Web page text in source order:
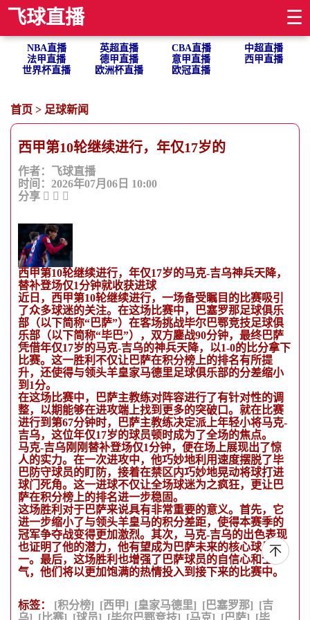
飞球直播 ☰
NBA直播 英超直播 CBA直播
中超直播
法甲直播
德甲直播 意甲直播
西甲直播
世界杯直播
欧洲杯直播 欧冠直播
首页 > 足球新闻
西甲第10轮继续进行，年仅17岁的
作者：飞球直播
时间：2026年07月06日 10:00
分享
西甲第10轮继续进行，年仅17岁的马克-吉乌神兵天降，
替补登场仅1分钟就收获进球
近日，西甲第10轮继续进行，一场备受瞩目的比赛吸引
了众多球迷的关注。在这场比赛中，巴塞罗那足球俱乐
部（以下简称“巴萨”）在客场挑战毕尔巴鄂竞技足球俱
乐部（以下简称“毕巴”），双方鏖战90分钟，最终巴萨
凭借年仅17岁的马克-吉乌的神兵天降，以1-0的比分拿下
比赛。这一胜利不仅让巴萨在积分榜上的排名有所提
升，还使得与领头羊皇家马德里足球俱乐部的分差缩小
到1分。
在这场比赛中，巴萨主教练对阵容进行了有针对性的调
整，以期能够在进攻端上找到更多的突破口。就在比赛
进行到第67分钟时，巴萨主教练决定派上年轻小将马克-
吉乌，这位年仅17岁的球员顿时成为了全场的焦点。
马克-吉乌刚刚替补登场仅1分钟，便在场上展现出了惊
人的实力。在一次进攻中，他巧妙地利用速度摆脱了毕
巴防守球员的盯防，接着在禁区内巧妙地晃动将球打进
球门死角。这一进球不仅让全场球迷为之疯狂，更让巴
萨在积分榜上的排名进一步稳固。
这场胜利对于巴萨来说具有非常重要的意义。首先，它
进一步缩小了与领头羊皇马的积分差距，使得本赛季的
冠军争夺战变得更加激烈。其次，马克-吉乌的出色表现
也证明了他的潜力，他有望成为巴萨未来的核心球员之
一。最后，这场胜利也增强了巴萨球员的自信心和士
气，他们将以更加饱满的热情投入到接下来的比赛中。
标签： [积分榜] [西甲] [皇家马德里] [巴塞罗那] [吉